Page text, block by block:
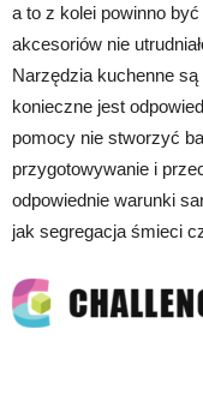
a to z kolei powinno
akcesoriów nie
Narzędzia kuchenne
konieczne jest
pomocy nie stworzyć
przygotowywanie i
odpowiednie warunki
jak segregacja śmieci